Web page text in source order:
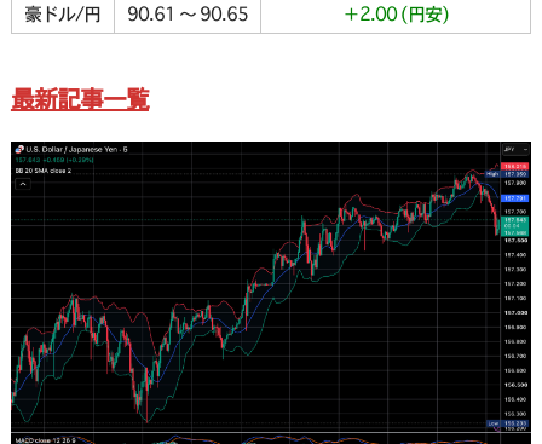
豪ドル/円 90.61 〜 90.65 ＋2.00 (円安)
最新記事一覧